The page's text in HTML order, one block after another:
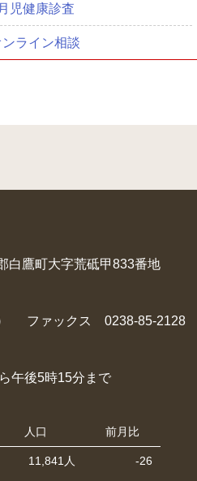
児健康診査
ライン相談
白鷹町大字荒砥甲833番地
) ファックス 0238-85-2128
午後5時15分まで
人口 前月比
11,841人 -26